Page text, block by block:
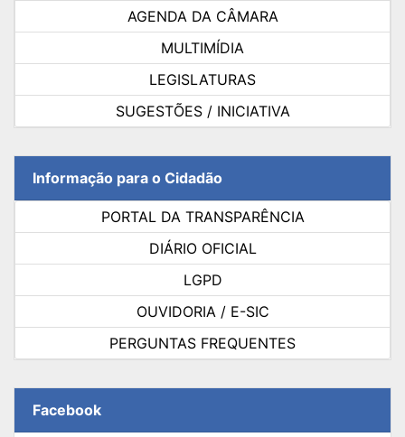
AGENDA DA CÂMARA
MULTIMÍDIA
LEGISLATURAS
SUGESTÕES / INICIATIVA
Informação para o Cidadão
PORTAL DA TRANSPARÊNCIA
DIÁRIO OFICIAL
LGPD
OUVIDORIA / E-SIC
PERGUNTAS FREQUENTES
Facebook